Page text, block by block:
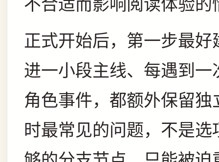
不合适而影响阅读体验的
正式开始后，第一步最
进一小段主线、每遇到
角色事件，都额外保留
时最常见的问题，不是